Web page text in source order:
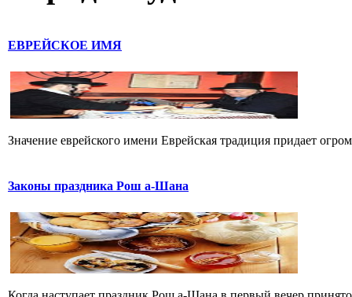
ЕВРЕЙСКОЕ ИМЯ
Значение еврейского имени Еврейская традиция придает
Законы праздника Рош а-Шана